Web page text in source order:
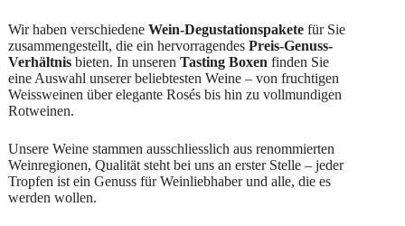
Wir haben verschiedene Wein-Degustationspaketefür Sie
zusammengestellt, die ein hervorragendes Preis-Genuss-
Verhältnisbieten. In unseren Tasting Boxen finden Sie
eine Auswahl unserer beliebtesten Weine – von fruchtigen
Weissweinen über elegante Rosés bis hin zu vollmundigen
Rotweinen.
Unsere Weine stammen ausschliesslich aus renommierten
Weinregionen, Qualität steht bei uns an erster Stelle – jeder
Tropfen ist ein Genuss für Weinliebhaber und alle, die es
werden wollen.